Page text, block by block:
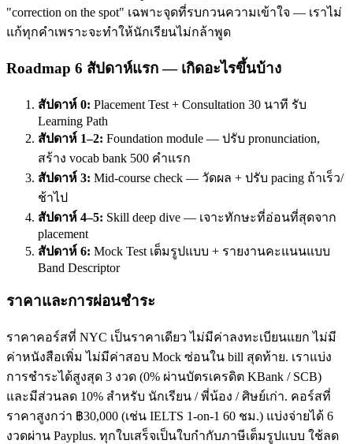
"correction on the spot" เฉพาะจุดที่รบกวนความเข้าใจ — เราไม่
แก้ทุกคำเพราะจะทำให้นักเรียนไม่กล้าพูด
Roadmap 6 สัปดาห์แรก — เกิดอะไรขึ้นบ้าง
สัปดาห์ 0: Placement Test + Consultation 30 นาที รับ
Learning Path
สัปดาห์ 1–2: Foundation module — ปรับ pronunciation,
สร้าง vocab bank 500 คำแรก
สัปดาห์ 3: Mid-course check — วัดผล + ปรับ pacing ถ้าเร็ว/
ช้าไป
สัปดาห์ 4–5: Skill deep dive — เจาะทักษะที่อ่อนที่สุดจาก
placement
สัปดาห์ 6: Mock Test เต็มรูปแบบ + รายงานคะแนนแบบ
Band Descriptor
ราคาและการผ่อนชำระ
ราคาคอร์สที่ NYC เป็นราคาเดียว ไม่มีค่าลงทะเบียนแยก ไม่มี
ค่าหนังสือเพิ่ม ไม่มีค่าสอบ Mock ซ่อนใน bill สุดท้าย. เราแบ่ง
การชำระได้สูงสุด 3 งวด (0% ผ่านบัตรเครดิต KBank / SCB)
และมีส่วนลด 10% สำหรับ นักเรียน / พี่น้อง / ศิษย์เก่า. คอร์สที่
ราคาสูงกว่า ฿30,000 (เช่น IELTS 1-on-1 60 ชม.) แบ่งจ่ายได้ 6
งวดผ่าน Payplus. ทุกใบเสร็จเป็นใบกำกับภาษีเต็มรูปแบบ ใช้ลด